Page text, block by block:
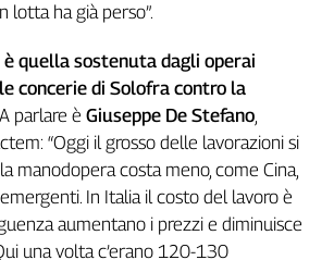
lotta ha già perso”.
quella sostenuta dagli operai
concerie di Solofra contro la
parlare è Giuseppe De Stefano,
“Oggi il grosso delle lavorazioni si
manodopera costa meno, come Cina,
In Italia il costo del lavoro è
aumentano i prezzi e diminuisce
una volta c’erano 120-130